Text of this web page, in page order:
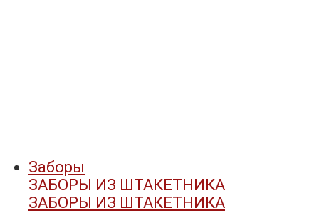
Заборы
ЗАБОРЫ ИЗ ШТАКЕТНИКА
ЗАБОРЫ ИЗ ШТАКЕТНИКА